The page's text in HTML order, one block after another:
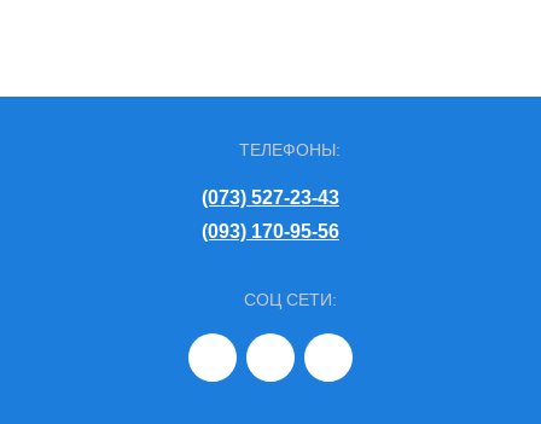
ТЕЛЕФОНЫ:
(073) 527-23-43
(093) 170-95-56
СОЦ СЕТИ: